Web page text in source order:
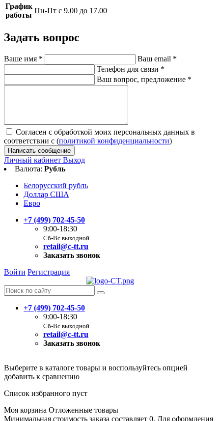
График
работы
Пн-Пт с 9.00 до 17.00
Задать вопрос
Ваше имя * Ваш email *
Телефон для связи *
Ваш вопрос, предложение *
Согласен с обработкой моих персональных данных в
соответствии с (политикой конфиденциальности)
Написать сообщение
Личный кабинет Выход
Валюта: Рубль
Белорусский рубль
Доллар США
Евро
+7 (499) 702-45-50
9:00-18:30
Сб-Вс выходной
retail@c-tt.ru
Заказать звонок
Войти Регистрация
+7 (499) 702-45-50
9:00-18:30
Сб-Вс выходной
retail@c-tt.ru
Заказать звонок
Выберите в каталоге товары и воспользуйтесь опцией
добавить к сравнению
Список избранного пуст
Моя корзина Отложенные товары
Минимальная стоимость заказа составляет 0. Для оформления